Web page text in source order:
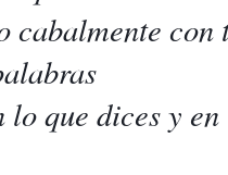
cabalmente
lo que dices y